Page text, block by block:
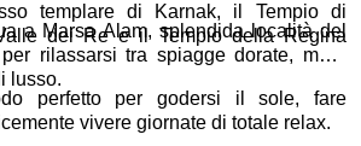
templare di Karnak, il Tempio di
dei Ree il Tempio della Regina
a Marsa Alam, splendida località del
rilassarsi tra spiagge dorate, mare
lusso.
perfetto per godersi il sole, fare
vivere giornate di totale relax.